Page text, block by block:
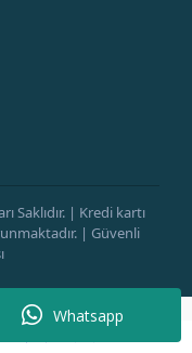
Whatsapp
Saklıdır. | Kredi kartı
| Güvenli